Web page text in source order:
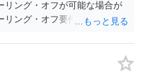
リング・オフが可能な場合が
リング・オフ要件を満たして
供契約に該当する場合には、
途解約は可能ですが、この点
詳しい資料をもとに相談して